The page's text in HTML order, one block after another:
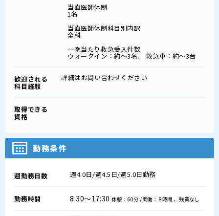
当直医師体制
1名
当直医師体制科目別内訳
全科
一晩当たり救急受入件数
ウォークイン：約～3名、 救急車：約～3台
歓迎される
科目経験
詳細はお問い合わせください
取得できる
資格
勤務条件
週勤務日数 週4.0日/週4.5日/週5.0日勤務
勤務時間 8:30～17:30休憩：60分 /実働： 8時間 、残業なし